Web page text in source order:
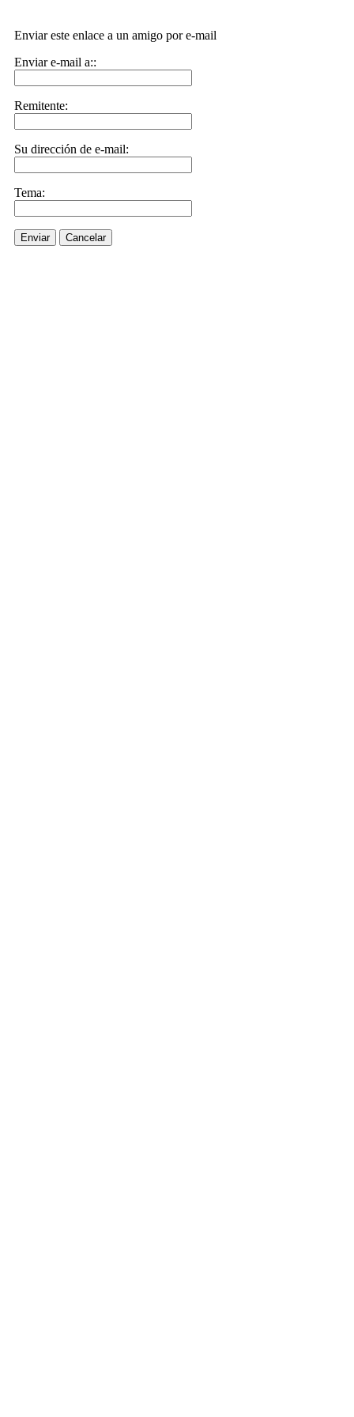
Enviar este enlace a un amigo por e-mail
Enviar e-mail a::
Remitente:
Su dirección de e-mail:
Tema:
Enviar Cancelar